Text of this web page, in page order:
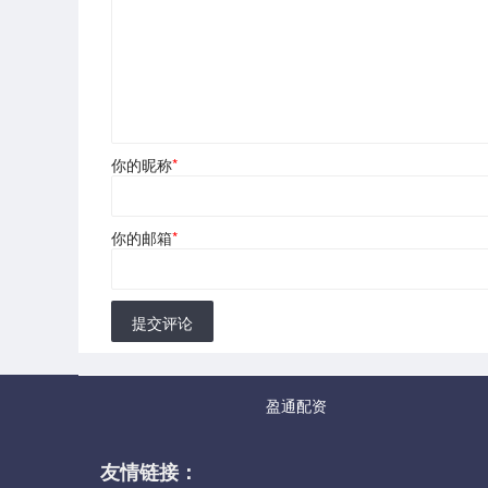
你的昵称*
你的邮箱*
提交评论
盈通配资
友情链接：